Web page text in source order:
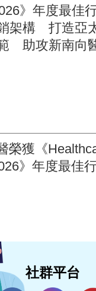
榮獲《
》年度最佳
社群平台